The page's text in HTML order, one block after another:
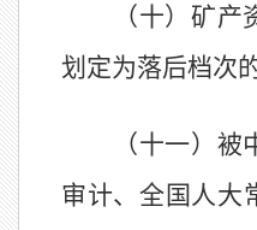
（十）矿
划定为落后档次的
（十一）
审计、全国人大